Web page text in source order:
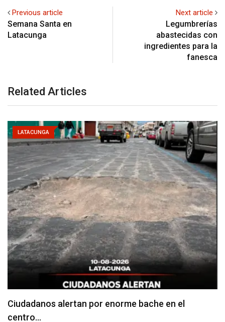
Previous article
Semana Santa en
Latacunga
Next article
Legumbrerías
abastecidas con
ingredientes para la
fanesca
Related Articles
LATACUNGA
Denuncian falta de señalización en zonas de
estacionamiento…